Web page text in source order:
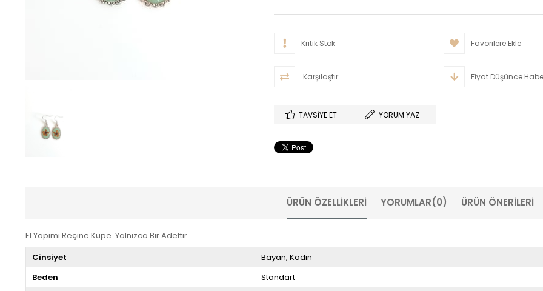
Kritik Stok Favorilere Ekle
Karşılaştır Fiyat Düşünce
TAVSIYE ET YORUM YAZ
ÜRÜN ÖZELLIKLERI YORUMLAR(0) ÜRÜN ÖNERILERI
El Yapımı Reçine Küpe. Yalnızca Bir Adettir.
Cinsiyet
Bayan Kadın
Beden
Standart